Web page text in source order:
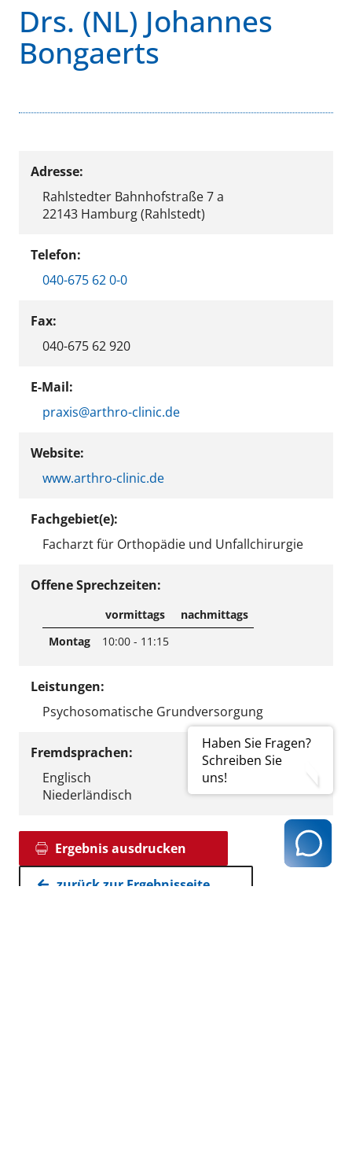
Haben Sie Fragen?
Schreiben Sie
uns!
Drs. (NL) Johannes
Bongaerts
Adresse:
Rahlstedter Bahnhofstraße 7 a
22143 Hamburg (Rahlstedt)
Telefon:
040-675 62 0-0
Fax:
040-675 62 920
E-Mail:
praxis@arthro-clinic.de
Website:
www.arthro-clinic.de
Fachgebiet(e):
Facharzt für Orthopädie und Unfallchirurgie
Offene Sprechzeiten:
vormittags
nachmittags
Montag
10:00 - 11:15
Leistungen:
Psychosomatische Grundversorgung
Fremdsprachen:
Englisch
Niederländisch
Ergebnis ausdrucken
zurück zur Ergebnisseite